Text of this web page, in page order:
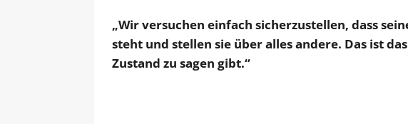
„Wir versuchen einfach sicherzustellen, dass
steht und stellen sie über alles andere. Das ist
Zustand zu sagen gibt.“